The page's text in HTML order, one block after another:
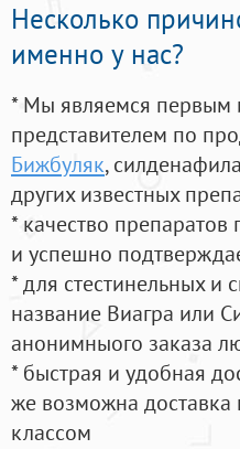
Несколько
именно у нас?
* Мы являемся первым
представителем по
Бижбуляк, силденафила
других известных
* качество
и успешно
* для стестинельных и
название Виагра или
анонимныого заказа
* быстрая и удобная
же возможна доставка
классом